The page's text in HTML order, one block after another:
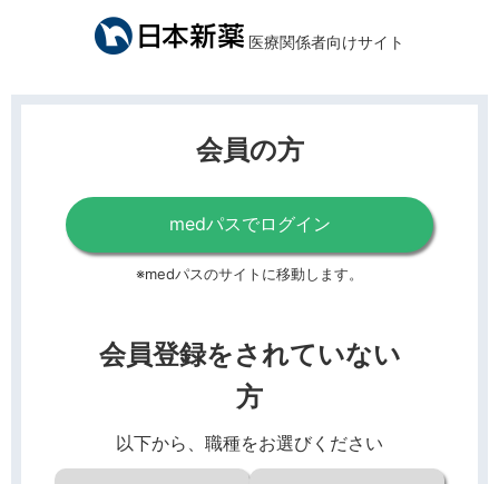
医療関係者向けサイト
会員の方
medパスでログイン
※medパスのサイトに移動します。
会員登録をされていない
方
以下から、職種をお選びください